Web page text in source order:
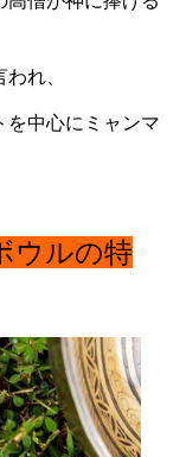
れ、
を中心にミャンマ
の特